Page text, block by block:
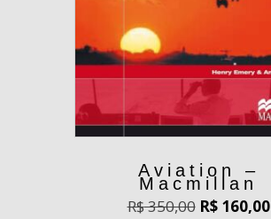
Aviation –
Macmillan
R$350,00 O
R$160,00O